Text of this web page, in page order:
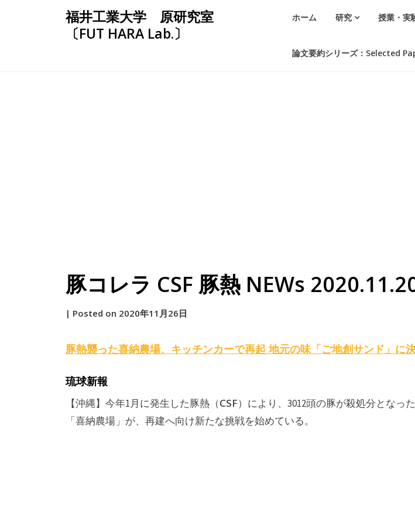
福井工業大学 原研究室
〔FUT HARA Lab.〕
ホーム 研究 授業・実
論文要約シリーズ：Selected
豚コレラ CSF 豚熱 NEWs
by
| Posted on 2020年11月26日
豚熱襲った喜納農場、キッチンカーで再起 地元の味「ご地創サンド」に
琉球新報
【沖縄】今年1月に発生した豚熱（CSF）により、3012頭の豚が殺処分となっ
「喜納農場」が、再建へ向け新たな挑戦を始めている。